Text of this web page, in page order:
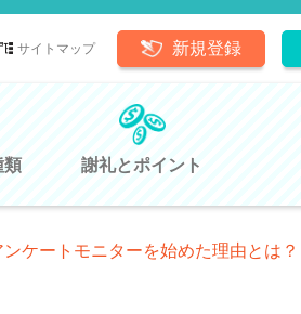
サイトマップ 新規登録
類 謝礼とポイント
ケートモニターを始めた理由とは？